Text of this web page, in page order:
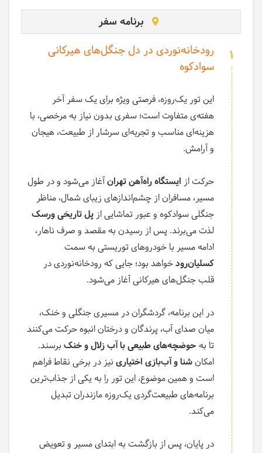
برنامه سفر
1
رودخانه‌نوردی در دل جنگل‌های هیرکانی
سوادکوه
این تور یک‌روزه، فرصتی ویژه برای یک سفر آخر
هفته‌ی متفاوت است؛ سفری بدون نیاز به مرخصی، با
هزینه‌ای مناسب و تجربه‌ای سرشار از طبیعت، هیجان
و آرامش.
حرکت از ایستگاه راه‌آهن تهرانآغاز می‌شود و در طول
مسیر، مسافران از چشم‌اندازهای زیبای شمال، مناظر
جنگلی سوادکوه و عبور تماشایی ازپل تاریخی ورسک
لذت می‌برند. پس از رسیدن به مقصد و صرف ناهار،
ادامه مسیر با خودروهای توریستی به سمت
کسلیان‌رودخواهد بود؛ جایی که رودخانه‌نوردی در
قلب جنگل‌های هیرکانی آغاز می‌شود.
در این برنامه، گردشگران در مسیری جنگلی و خنک،
میان صدای آب، پرندگان و درختان انبوه حرکت می‌کنند
تا به حوضچه‌های طبیعی با آب زلال و خنک برسند.
امکانشنا و آب‌بازی اختیاری نیز در برخی نقاط فراهم
است و همین موضوع، این تور را به یکی از جذاب‌ترین
برنامه‌های طبیعت‌گردی یک‌روزه مازندران تبدیل
می‌کند.
در پایان، پس از بازگشت به ابتدای مسیر و تعویض